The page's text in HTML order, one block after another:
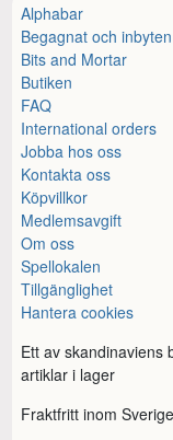
Alphabar
Begagnat och inbyten
Bits and Mortar
Butiken
FAQ
International orders
Jobba hos oss
Kontakta oss
Köpvillkor
Medlemsavgift
Om oss
Spellokalen
Tillgänglighet
Hantera cookies
Ett av skandinaviens
artiklar i lager
Fraktfritt inom